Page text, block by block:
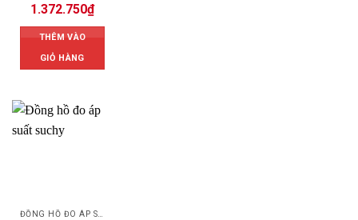
1.372.750₫
THÊM VÀO
GIỎ HÀNG